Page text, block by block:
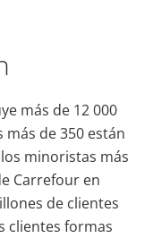
más de 12 000
más de 350 están
minoristas más
Carrefour en
de clientes
clientes formas